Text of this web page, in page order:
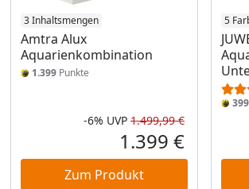
in ProzentPreis
Preis
3 Inhaltsmengen
Amtra Alux
Aquarienkombination
1.399 Punkte
Rabatt in
-6% UVP 1.499,99 €
Aktueller
1.399 €
Zum Produkt
5
399